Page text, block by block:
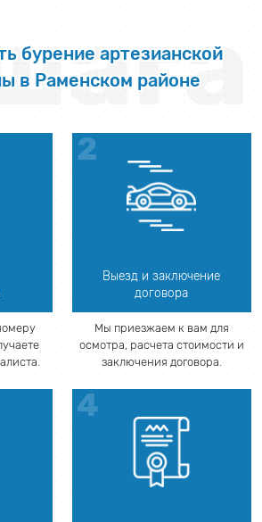
бурение артезианской
в Раменском районе
Выезд и заключение
договора
Мы приезжаем к вам для
осмотра, расчета стоимости и
заключения договора.